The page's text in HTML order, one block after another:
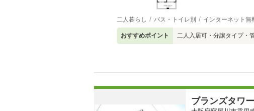
二人暮らし バス・トイレ別 インターネット無
おすすめポイント 二人入居可・分譲タイプ・
ブランズタワ